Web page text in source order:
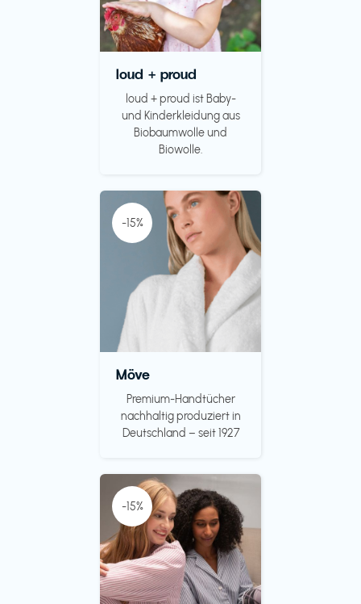
loud + proud
loud + proud ist Baby-
und Kinderkleidung aus
Biobaumwolle und
Biowolle.
-15%
Möve
Premium-Handtücher
nachhaltig produziert in
Deutschland – seit 1927
-15%